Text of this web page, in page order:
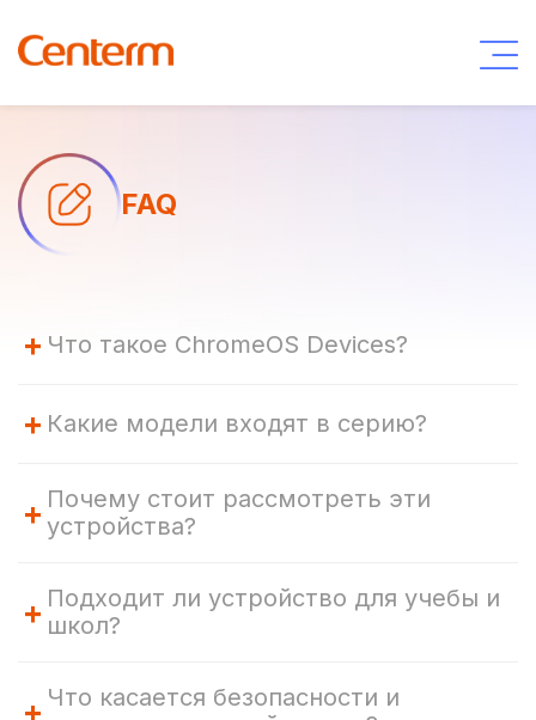
FAQ
Что такое ChromeOS Devices?
+
Какие модели входят в серию?
+
Почему стоит рассмотреть эти
устройства?
+
Подходит ли устройство для учебы и
школ?
+
Что касается безопасности и
+